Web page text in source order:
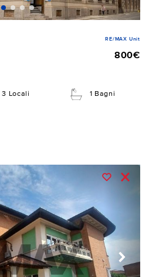
RE/MAX Unit
800€
3 Locali 1 Bagni